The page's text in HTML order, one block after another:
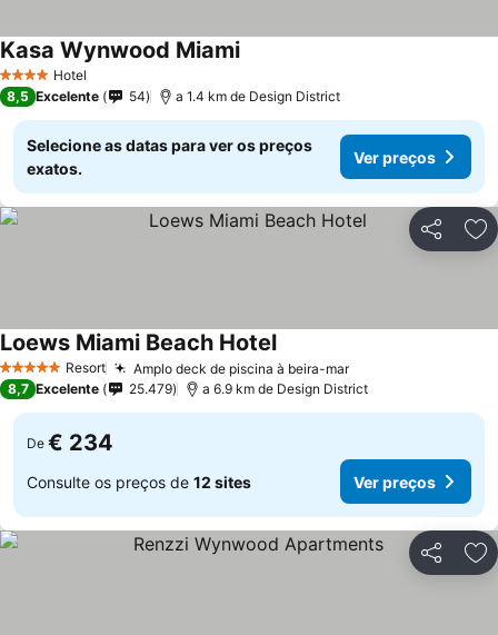
4 EstrelasHotel
Kasa Wynwood Miami
8,5 Excelente 54 a 1.4 km de Design District
Selecione as datas para ver os preços
exatos.
Ver preços
Partilhar
5 Estrelas Resort Amplo deck de piscina à beira-mar
Loews Miami Beach Hotel
8,7 Excelente 25.479 a 6.9 km de Design District
De € 234
Consulte os preços de 12 sites Ver preços
Partilhar